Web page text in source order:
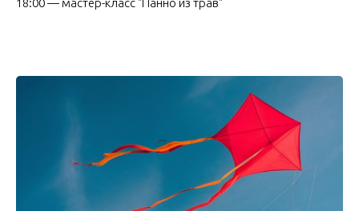
18:00 — мастер-класс "Панно из трав"